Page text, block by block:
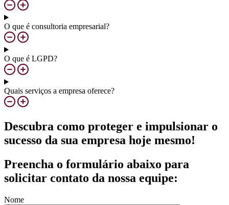
O que é consultoria empresarial?
O que é LGPD?
Quais serviços a empresa oferece?
Descubra como proteger e impulsionar o
sucesso da sua empresa hoje mesmo!
Preencha o formulário abaixo para
solicitar contato da nossa equipe:
Nome